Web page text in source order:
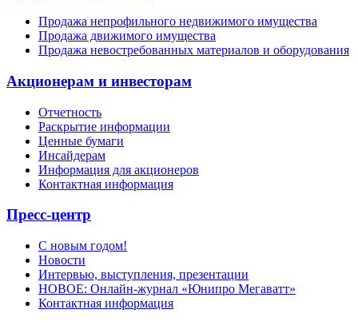
Продажа непрофильного недвижимого имущества
Продажа движимого имущества
Продажа невостребованных материалов и оборудования
Акционерам и инвесторам
Отчетность
Раскрытие информации
Ценные бумаги
Инсайдерам
Информация для акционеров
Контактная информация
Пресс-центр
С новым годом!
Новости
Интервью, выступления, презентации
НОВОЕ: Онлайн-журнал «Юнипро Мегаватт»
Контактная информация